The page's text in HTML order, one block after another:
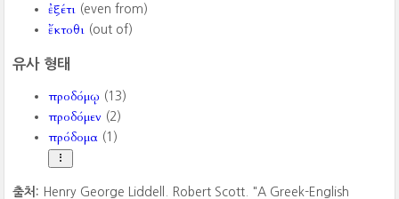
ἐξέτι (even from)
ἔκτοθι (out of)
유사 형태
προδόμῳ (13)
προδόμεν (2)
πρόδομα (1)
출처: Henry George Liddell. Robert Scott. "A Greek-English